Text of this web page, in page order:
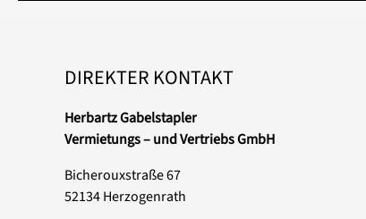
DIREKTER KONTAKT
Herbartz Gabelstapler
Vermietungs – und Vertriebs GmbH
Bicherouxstraße 67
52134 Herzogenrath